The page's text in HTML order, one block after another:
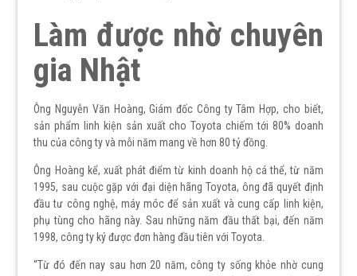
Làm được nhờ chuyên
gia Nhật
Ông Nguyễn Văn Hoàng, Giám đốc Công ty Tâm Hợp, cho biết,
sản phẩm linh kiện sản xuất cho Toyota chiếm tới 80% doanh
thu của công ty và mỗi năm mang về hơn 80 tỷ đồng.
Ông Hoàng kể, xuất phát điểm từ kinh doanh hộ cá thể, từ năm
1995, sau cuộc gặp với đại diện hãng Toyota, ông đã quyết định
đầu tư công nghệ, máy móc để sản xuất và cung cấp linh kiện,
phụ tùng cho hãng này. Sau những năm đầu thất bại, đến năm
1998, công ty ký được đơn hàng đầu tiên với Toyota.
“Từ đó đến nay sau hơn 20 năm, công ty sống khỏe nhờ cung